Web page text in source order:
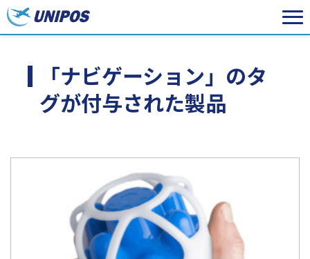
「ナビゲーション」のタ
グが付与された製品